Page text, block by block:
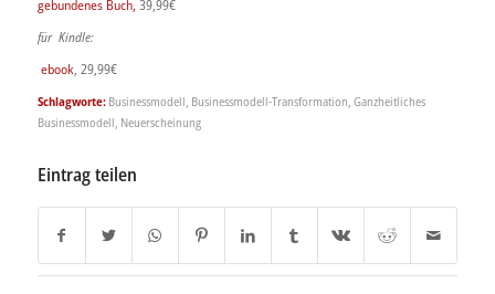
gebundenes Buch, 39,99€
für Kindle:
ebook, 29,99€
Schlagworte: Businessmodell, Businessmodell-Transformation, Ganzheitliches
Businessmodell, Neuerscheinung
Eintrag teilen